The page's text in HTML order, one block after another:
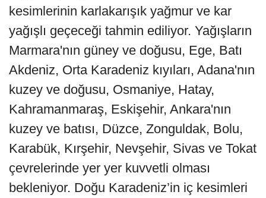
kesimlerinin karlakarışık yağmur ve kar
yağışlı geçeceği tahmin ediliyor. Yağışların
Marmara'nın güney ve doğusu, Ege, Batı
Akdeniz, Orta Karadeniz kıyıları, Adana'nın
kuzey ve doğusu, Osmaniye, Hatay,
Kahramanmaraş, Eskişehir, Ankara'nın
kuzey ve batısı, Düzce, Zonguldak, Bolu,
Karabük, Kırşehir, Nevşehir, Sivas ve Tokat
çevrelerinde yer yer kuvvetli olması
bekleniyor. Doğu Karadeniz’in iç kesimleri